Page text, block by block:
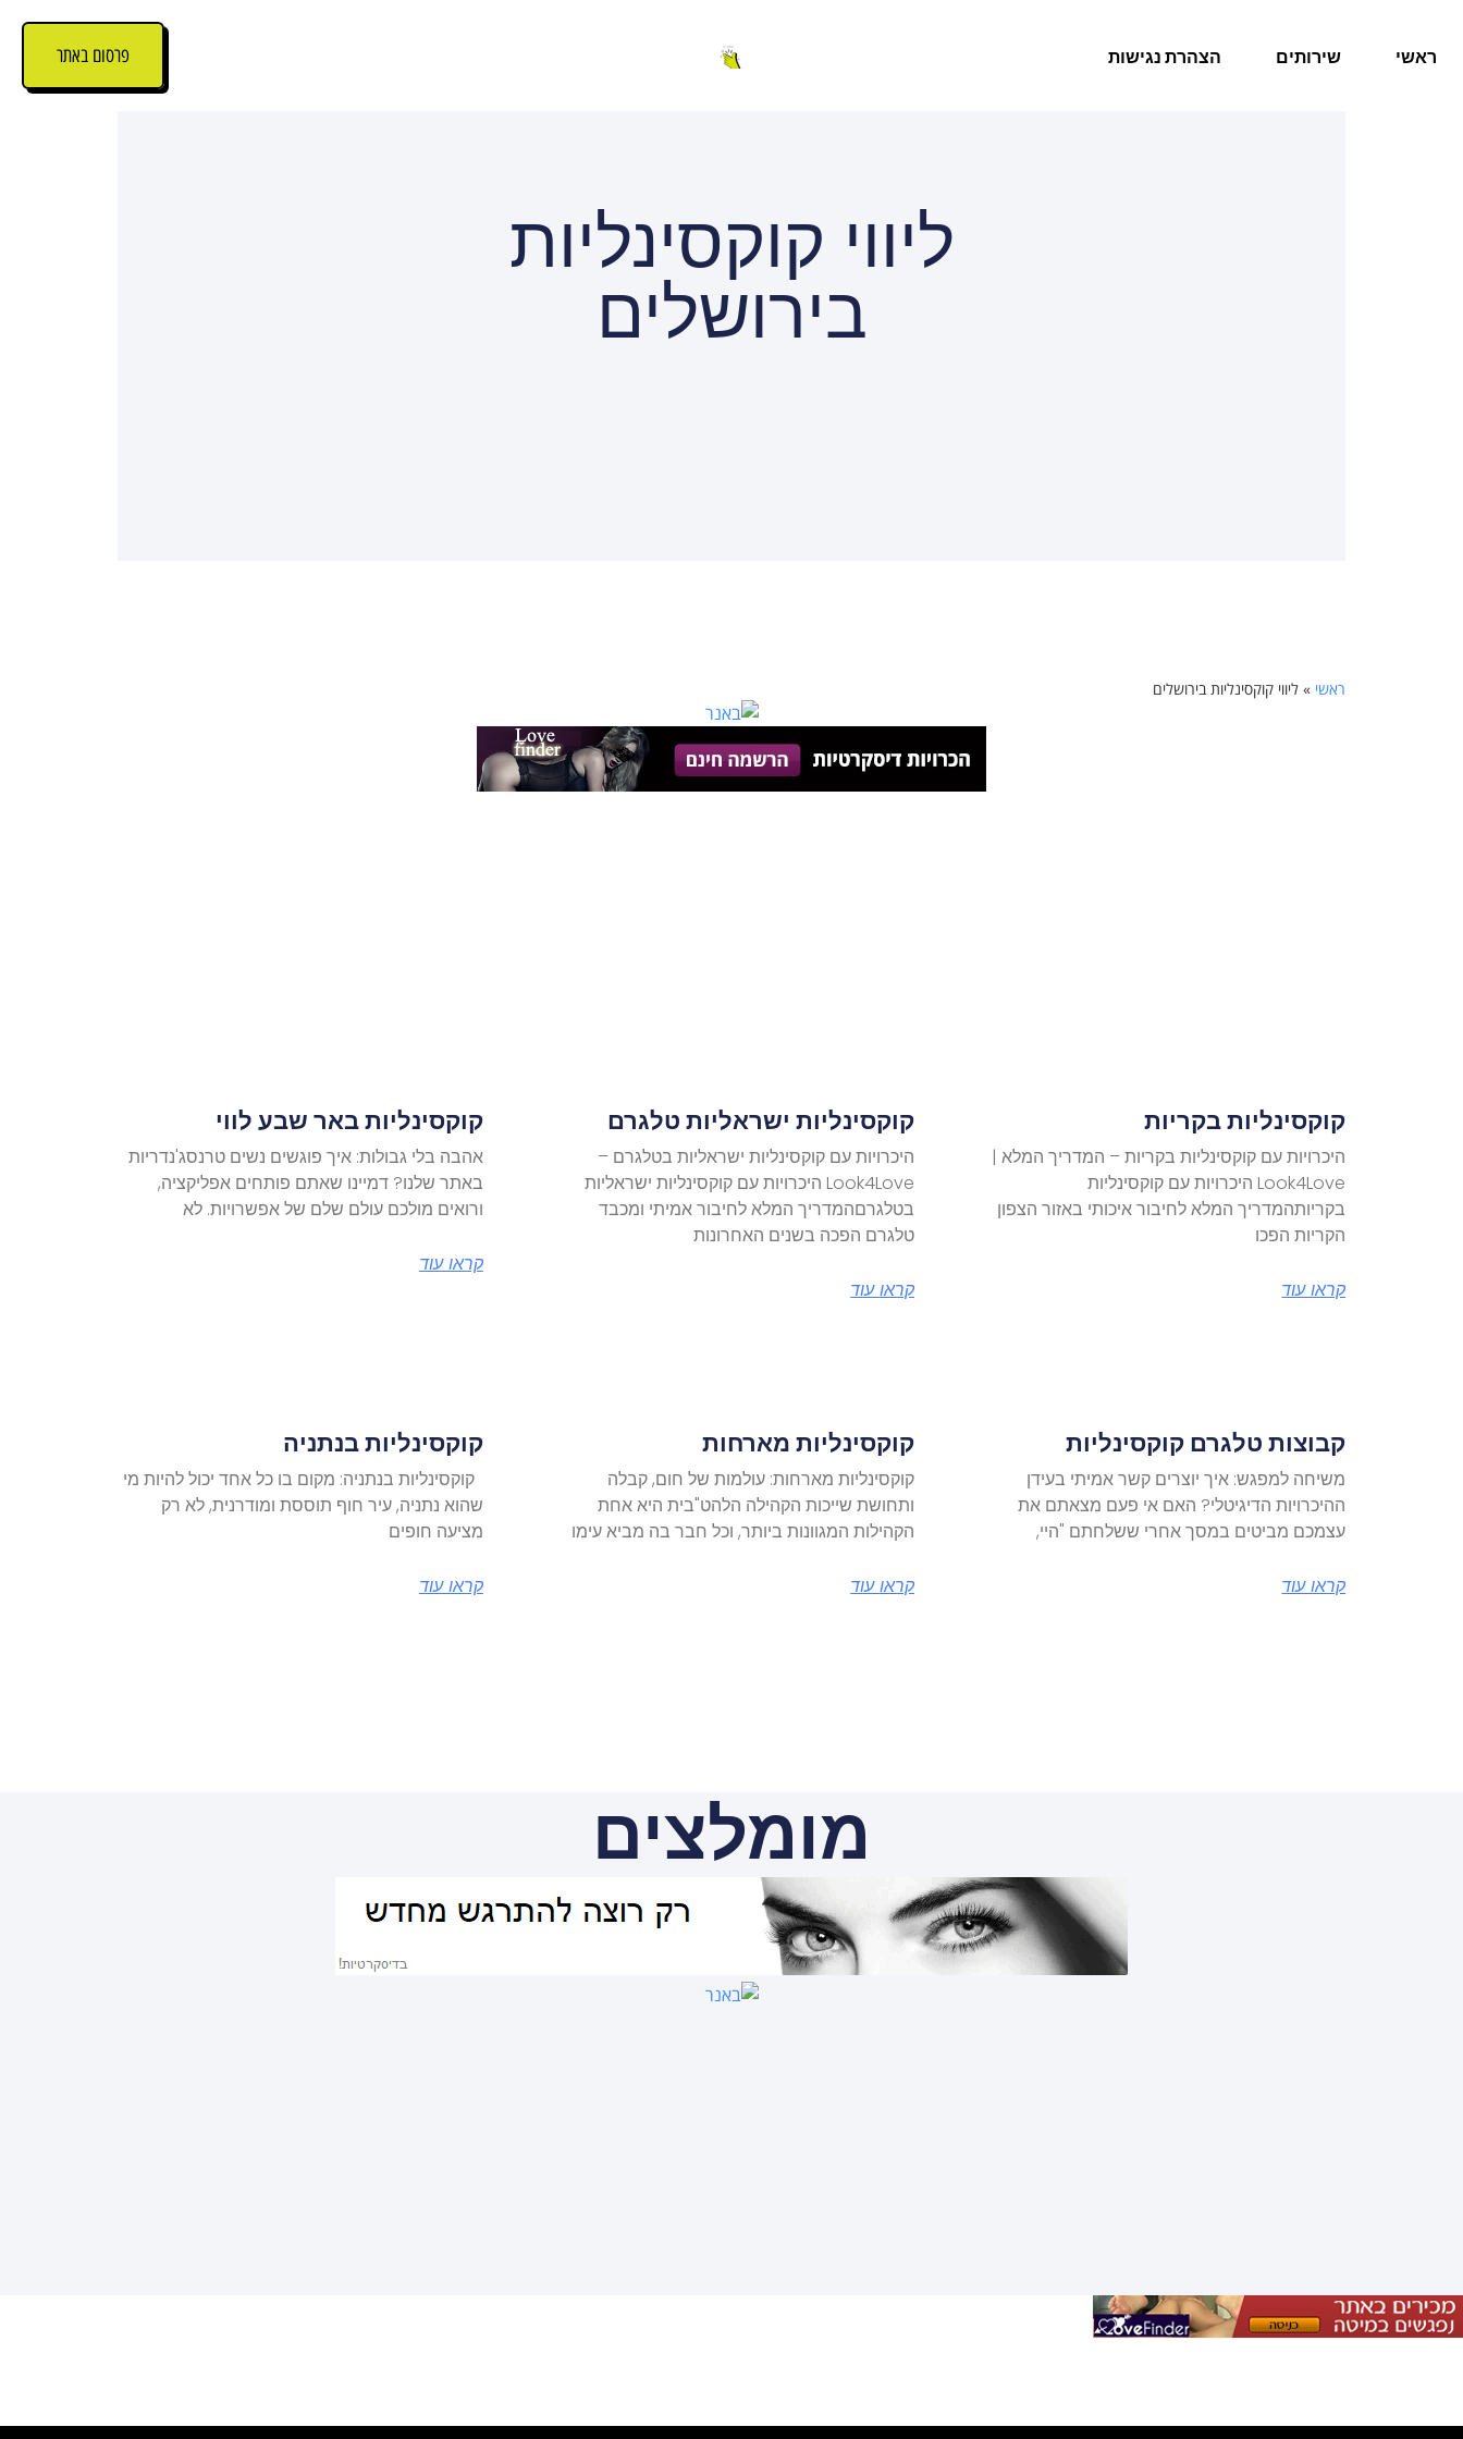
ראשי שירותים הצהרת נגישות פרסום באתר
ליווי קוקסינליות
בירושלים
ראשי » ליווי קוקסינליות בירושלים
קוקסינליות בקריות
היכרויות עם קוקסינליות בקריות – המדריך המלא |
Look4Love היכרויות עם קוקסינליות
בקריותהמדריך המלא לחיבור איכותי באזור הצפון
הקריות הפכו
קראו עוד
קוקסינליות ישראליות טלגרם
היכרויות עם קוקסינליות ישראליות בטלגרם –
Look4Love היכרויות עם קוקסינליות ישראליות
בטלגרםהמדריך המלא לחיבור אמיתי ומכבד
טלגרם הפכה בשנים האחרונות
קראו עוד
קוקסינליות באר שבע לווי
אהבה בלי גבולות: איך פוגשים נשים טרנסג'נדריות
באתר שלנו? דמיינו שאתם פותחים אפליקציה,
ורואים מולכם עולם שלם של אפשרויות. לא
קראו עוד
קבוצות טלגרם קוקסינליות
משיחה למפגש: איך יוצרים קשר אמיתי בעידן
ההיכרויות הדיגיטלי? האם אי פעם מצאתם את
עצמכם מביטים במסך אחרי ששלחתם "היי,
קראו עוד
קוקסינליות מארחות
קוקסינליות מארחות: עולמות של חום, קבלה
ותחושת שייכות הקהילה הלהט"בית היא אחת
הקהילות המגוונות ביותר, וכל חבר בה מביא עימו
קראו עוד
קוקסינליות בנתניה
קוקסינליות בנתניה: מקום בו כל אחד יכול להיות מי
שהוא נתניה, עיר חוף תוססת ומודרנית, לא רק
מציעה חופים
קראו עוד
מומלצים